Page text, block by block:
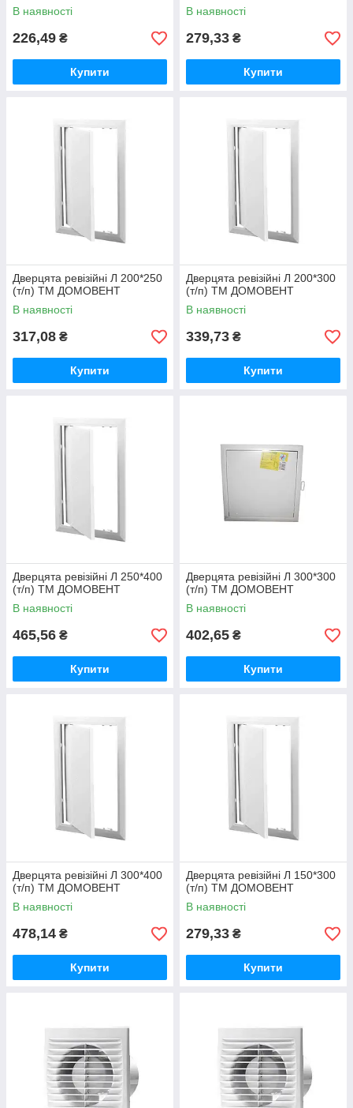
В наявності
226,49 ₴
Купити
В наявності
279,33 ₴
Купити
Дверцята ревізійні Л 200*250
(т/п) ТМ ДОМОВЕНТ
В наявності
317,08 ₴
Купити
Дверцята ревізійні Л 200*300
(т/п) ТМ ДОМОВЕНТ
В наявності
339,73 ₴
Купити
Дверцята ревізійні Л 250*400
(т/п) ТМ ДОМОВЕНТ
В наявності
465,56 ₴
Купити
Дверцята ревізійні Л 300*300
(т/п) ТМ ДОМОВЕНТ
В наявності
402,65 ₴
Купити
Дверцята ревізійні Л 300*400
(т/п) ТМ ДОМОВЕНТ
В наявності
478,14 ₴
Купити
Дверцята ревізійні Л 150*300
(т/п) ТМ ДОМОВЕНТ
В наявності
279,33 ₴
Купити